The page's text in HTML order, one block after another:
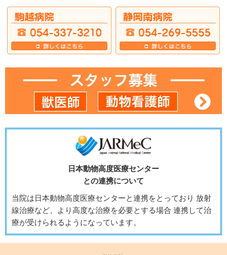
日本動物高度医療センター
との連携について
当院は日本動物高度医療センターと連携をとっており 放射
線治療など、より高度な治療を必要とする場合 連携して治
療が受けられるようになっています。